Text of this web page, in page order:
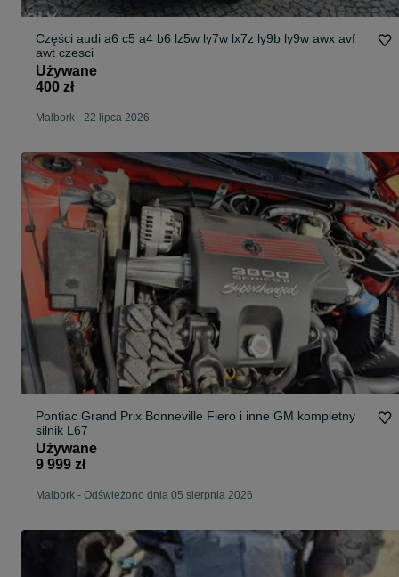
Części audi a6 c5 a4 b6 lz5w ly7w lx7z ly9b ly9w awx avf
awt czesci
Używane
400 zł
Malbork - 22 lipca 2026
Pontiac Grand Prix Bonneville Fiero i inne GM kompletny
silnik L67
Używane
9 999 zł
Malbork - Odświeżono dnia 05 sierpnia 2026